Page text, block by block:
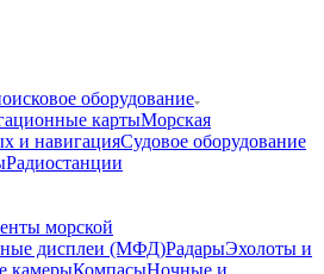
оборудование
картыМорская
и навигацияСудовое оборудование
Радиостанции
морской
дисплеи (МФД)РадарыЭхолоты и
камерыКомпасыНочные и